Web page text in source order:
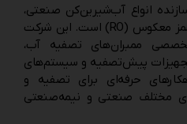
انواع آب‌شیرین‌کن صنعتی،
کشاورزی و دریایی با فناوری اسمز معکوس (RO) است. این شرکت
ممبران‌های تصفیه آب،
تجهیزات پیش‌تصفیه و سیستم‌های
حرفه‌ای برای تصفیه و
مختلف صنعتی و نیمه‌صنعتی